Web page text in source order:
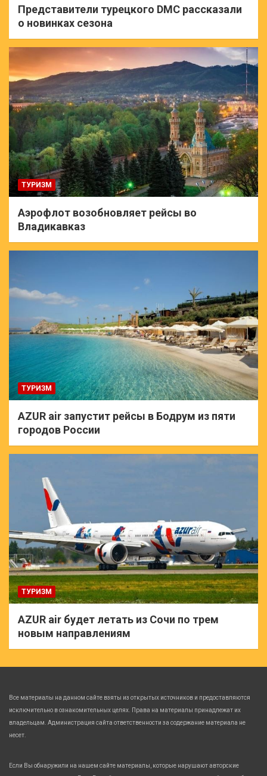
Представители турецкого DMC рассказали
о новинках сезона
ТУРИЗМ
Аэрофлот возобновляет рейсы во
Владикавказ
ТУРИЗМ
AZUR air запустит рейсы в Бодрум из пяти
городов России
ТУРИЗМ
AZUR air будет летать из Сочи по трем
новым направлениям
Все материалы на данном сайте взяты из открытых источников и предоставляются
исключительно в ознакомительных целях. Права на материалы принадлежат их
владельцам. Администрация сайта ответственности за содержание материала не
несет.
Если Вы обнаружили на нашем сайте материалы, которые нарушают авторские